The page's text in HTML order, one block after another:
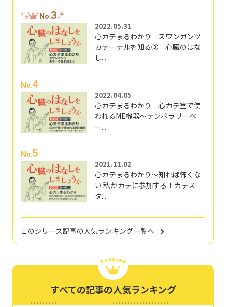
No.3
2022.05.31
心カテまるわかり｜スワンガンツ
カテーテルを知る③｜心臓のはな
し...
No.4
2022.04.05
心カテまるわかり｜心カテ室で使
われるME機器～テンポラリーペ
ー...
No.5
2021.11.02
心カテまるわかり～知れば怖くな
い 私がカテに参加する！カテス
タ...
このシリーズ記事の人気ランキング一覧へ
すべての記事の人気ランキング